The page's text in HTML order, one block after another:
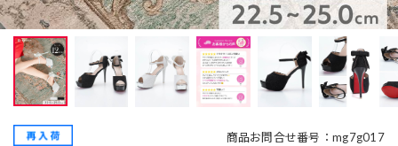
商品お問合せ番号：mg7g017